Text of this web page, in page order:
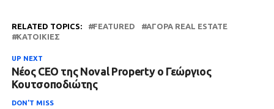
RELATED TOPICS: FEATURED
ΑΓΟΡΆ REAL ESTATE
ΚΑΤΟΙΚΊΕΣ
UP NEXT
Νέος CEO της Noval Property ο Γεώργιος
Κουτσοποδιώτης
DON'T MISS